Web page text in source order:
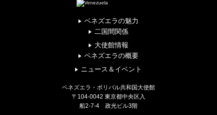
ベネズエラの魅力
二国間関係
大使館情報
ベネズエラの概要
ニュース＆イベント
ベネズエラ・ボリバル共和国大使館
〒104-0042 東京都中央区入
船2-7-4 政光ビル3階